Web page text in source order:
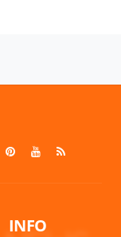
INFO